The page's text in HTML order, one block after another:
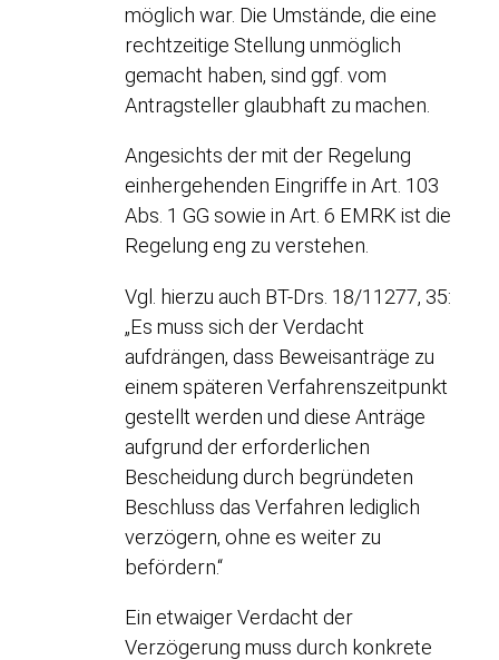
möglich war. Die Umstände, die eine
rechtzeitige Stellung unmöglich
gemacht haben, sind ggf. vom
Antragsteller glaubhaft zu machen.
Angesichts der mit der Regelung
einhergehenden Eingriffe in Art. 103
Abs. 1 GG sowie in Art. 6 EMRK ist die
Regelung eng zu verstehen.
Vgl. hierzu auch BT-Drs. 18/11277, 35:
„Es muss sich der Verdacht
aufdrängen, dass Beweisanträge zu
einem späteren Verfahrenszeitpunkt
gestellt werden und diese Anträge
aufgrund der erforderlichen
Bescheidung durch begründeten
Beschluss das Verfahren lediglich
verzögern, ohne es weiter zu
befördern.“
Ein etwaiger Verdacht der
Verzögerung muss durch konkrete